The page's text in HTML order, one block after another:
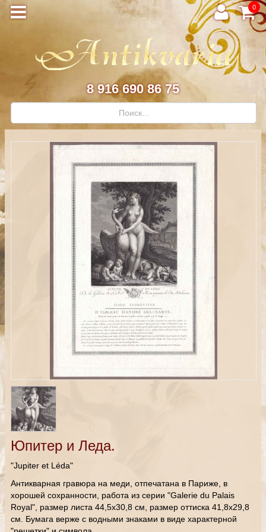
0
8 916 690 86 75
Юпитер и Леда.
"Jupiter et Léda"
Антикварная гравюра на меди, отпечатана в Париже, в
хорошей сохранности, работа из серии "Galerie du Palais
Royal", размер листа 44,5х30,8 см, размер оттиска 41,8х29,8
см. Бумага верже с водными знаками в виде характерной